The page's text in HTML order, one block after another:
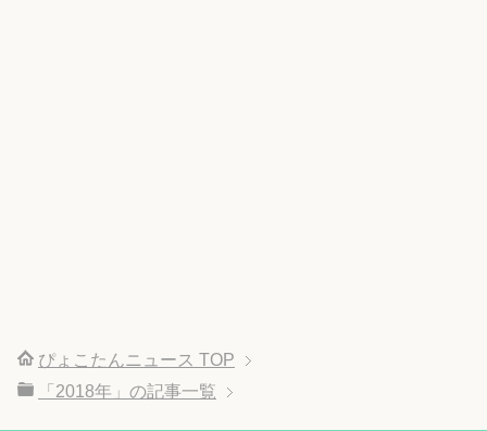
ぴょこたんニュース TOP
「2018年」の記事一覧